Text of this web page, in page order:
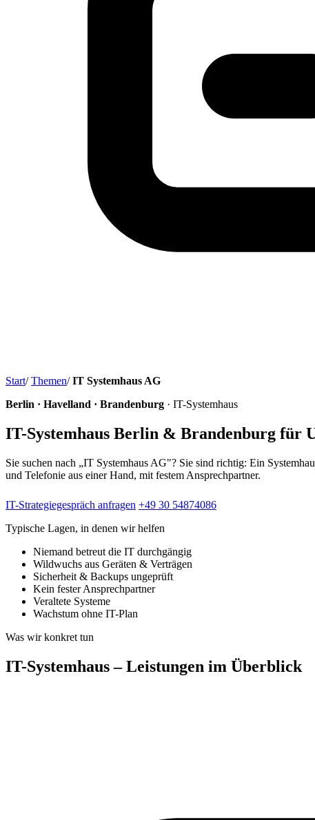
Start/ Themen/ IT Systemhaus AG
Berlin · Havelland · Brandenburg · IT-Systemhaus
IT-Systemhaus Berlin & Brandenburg für
Sie suchen nach „IT Systemhaus AG"? Sie sind richtig: Ein
und Telefonie aus einer Hand, mit festem Ansprechpartner.
IT-Strategiegespräch anfragen +49 30 54874086
Typische Lagen, in denen wir helfen
Niemand betreut die IT durchgängig
Wildwuchs aus Geräten & Verträgen
Sicherheit & Backups ungeprüft
Kein fester Ansprechpartner
Veraltete Systeme
Wachstum ohne IT-Plan
Was wir konkret tun
IT-Systemhaus – Leistungen im Überblick